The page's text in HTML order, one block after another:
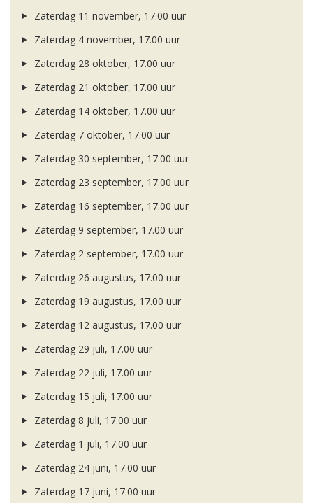
Zaterdag 11 november, 17.00 uur
Zaterdag 4 november, 17.00 uur
Zaterdag 28 oktober, 17.00 uur
Zaterdag 21 oktober, 17.00 uur
Zaterdag 14 oktober, 17.00 uur
Zaterdag 7 oktober, 17.00 uur
Zaterdag 30 september, 17.00 uur
Zaterdag 23 september, 17.00 uur
Zaterdag 16 september, 17.00 uur
Zaterdag 9 september, 17.00 uur
Zaterdag 2 september, 17.00 uur
Zaterdag 26 augustus, 17.00 uur
Zaterdag 19 augustus, 17.00 uur
Zaterdag 12 augustus, 17.00 uur
Zaterdag 29 juli, 17.00 uur
Zaterdag 22 juli, 17.00 uur
Zaterdag 15 juli, 17.00 uur
Zaterdag 8 juli, 17.00 uur
Zaterdag 1 juli, 17.00 uur
Zaterdag 24 juni, 17.00 uur
Zaterdag 17 juni, 17.00 uur